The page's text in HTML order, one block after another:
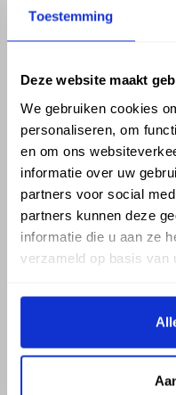
Toestemming
Deze website maakt
We gebruiken cookies
personaliseren, om
en om ons
informatie over uw
partners voor social
partners kunnen deze
informatie die u aan ze
verzameld op basis van
ASSORTIMENT
Hemelwaterafvoer
Drukleiding
Beregening
Dak en gevel
phone_enabled +31 416 75 02 55
mail info@vosproducts.nl
check_circleDé bouwmarkt van Altena
check_circle Direct uit grote voorraad
check_circleLevering in NL en BE